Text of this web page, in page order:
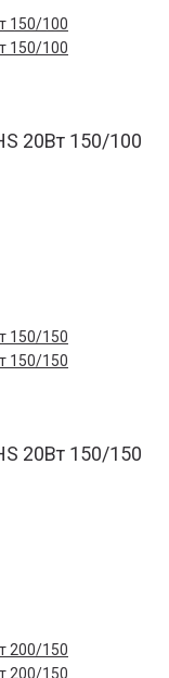
20Вт 150/100
20Вт 150/150